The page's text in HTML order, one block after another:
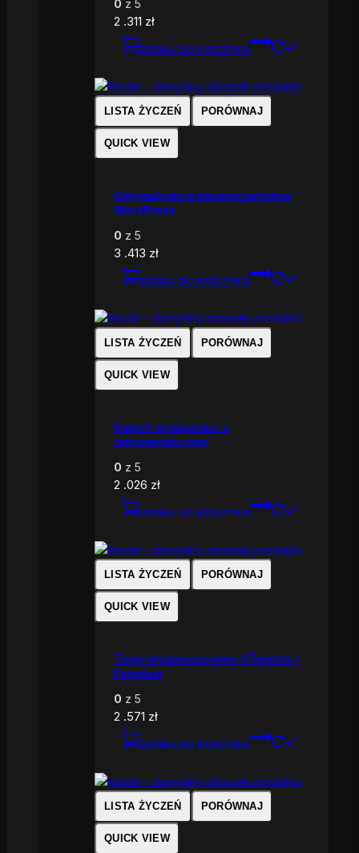
0 z 5
2 .311 zł
DODAJ DO KOSZYKA
LISTA ŻYCZEŃ PORÓWNAJ
QUICK VIEW
Optymalizacja bezpieczeństwa
WordPress
0 z 5
3 .413 zł
DODAJ DO KOSZYKA
LISTA ŻYCZEŃ PORÓWNAJ
QUICK VIEW
Raport wydajności z
rekomendacjami
0 z 5
2 .026 zł
DODAJ DO KOSZYKA
LISTA ŻYCZEŃ PORÓWNAJ
QUICK VIEW
Testy wydajnościowe GTmetrix /
Pingdom
0 z 5
2 .571 zł
DODAJ DO KOSZYKA
LISTA ŻYCZEŃ PORÓWNAJ
QUICK VIEW